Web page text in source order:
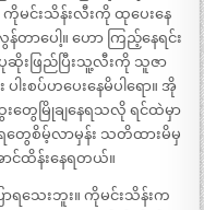
င်းသိန်းလီးကို ထုပေးနေ
ပေါ့။ ဟော ကြည့်နေရင်း
ဆိုးဖြည်ပြီးသူ့လီးကို သူဇာ
ါးစပ်ဟပေးနေမိပါရော။ အို
ေမြိုချနေရသလို ရင်ထဲမှာ
ေစိမ့်လာမှန်း သတိထားမိမှ
င်ထိန်းနေရတယ်။
ောရသေးဘူး။ ကိုမင်းသိန်းက